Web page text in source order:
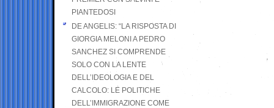
PIANTEDOSI
DE ANGELIS: “LA RISPOSTA DI
GIORGIA MELONI A PEDRO
SANCHEZ SI COMPRENDE
SOLO CON LA LENTE
DELL’IDEOLOGIA E DEL
CALCOLO: LE POLITICHE
DELL’IMMIGRAZIONE COME